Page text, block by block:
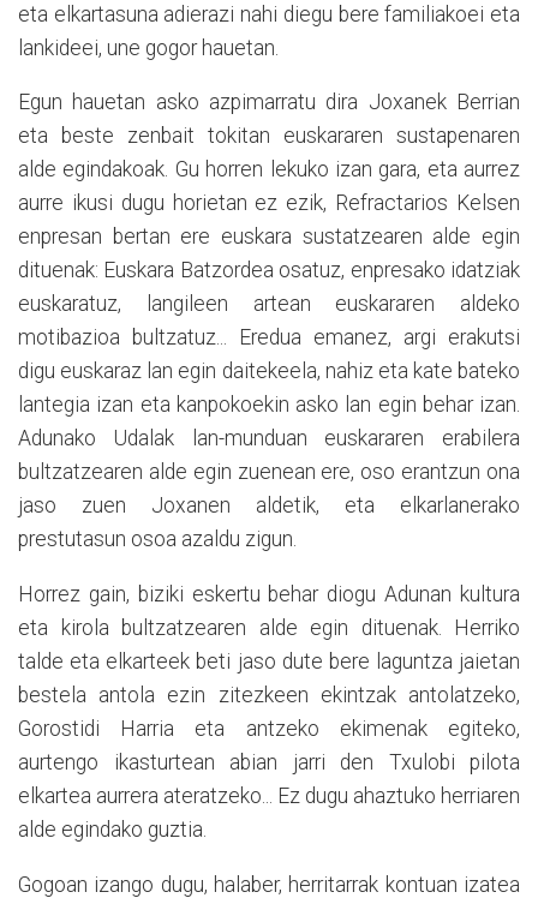
eta elkartasuna adierazi nahi diegu bere familiakoei eta
lankideei, une gogor hauetan.
Egun hauetan asko azpimarratu dira Joxanek Berrian
eta beste zenbait tokitan euskararen sustapenaren
alde egindakoak. Gu horren lekuko izan gara, eta aurrez
aurre ikusi dugu horietan ez ezik, Refractarios Kelsen
enpresan bertan ere euskara sustatzearen alde egin
dituenak: Euskara Batzordea osatuz, enpresako idatziak
euskaratuz, langileen artean euskararen aldeko
motibazioa bultzatuz... Eredua emanez, argi erakutsi
digu euskaraz lan egin daitekeela, nahiz eta kate bateko
lantegia izan eta kanpokoekin asko lan egin behar izan.
Adunako Udalak lan-munduan euskararen erabilera
bultzatzearen alde egin zuenean ere, oso erantzun ona
jaso zuen Joxanen aldetik, eta elkarlanerako
prestutasun osoa azaldu zigun.
Horrez gain, biziki eskertu behar diogu Adunan kultura
eta kirola bultzatzearen alde egin dituenak. Herriko
talde eta elkarteek beti jaso dute bere laguntza jaietan
bestela antola ezin zitezkeen ekintzak antolatzeko,
Gorostidi Harria eta antzeko ekimenak egiteko,
aurtengo ikasturtean abian jarri den Txulobi pilota
elkartea aurrera ateratzeko... Ez dugu ahaztuko herriaren
alde egindako guztia.
Gogoan izango dugu, halaber, herritarrak kontuan izatea